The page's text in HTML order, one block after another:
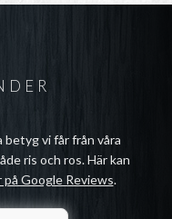
betyg vi får från våra
ris och ros. Här kan
Google Reviews.